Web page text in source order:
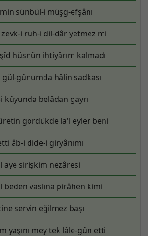
sünbül-i müşg-efşânı
i ruh-i dil-dâr yetmez mi
hüsnün ihtiyârım kalmadı
gûnumda hâlin sadkası
i kûyunda belâdan gayrı
gördükde la'l eyler beni
âb-i dide-i giryânımı
aye sirişkim nezâresi
vaslına pirâhen kimi
servin eğilmez başı
yaşını mey tek lâle-gûn etti